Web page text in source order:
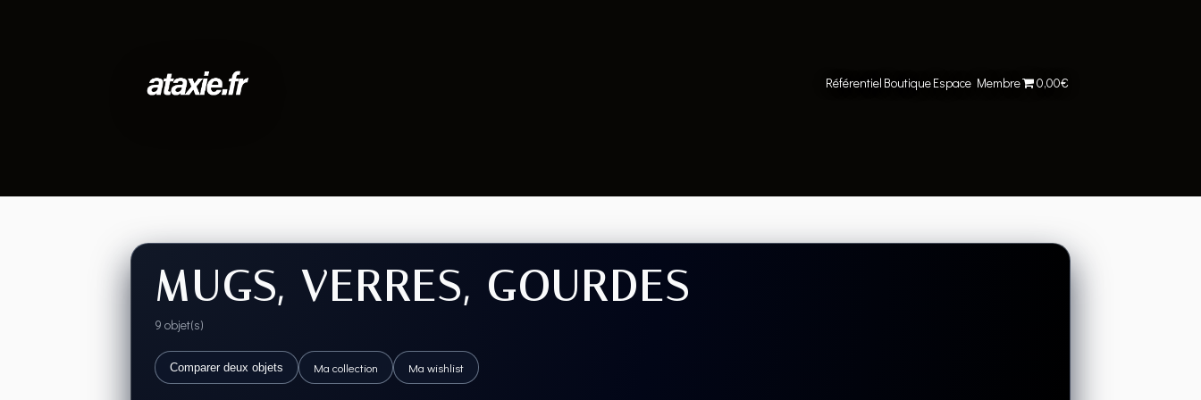
Référentiel BoutiqueEspace Membre 0,00€
MUGS, VERRES, GOURDES
9 objet(s)
Comparer deux objets Ma collection Ma wishlist